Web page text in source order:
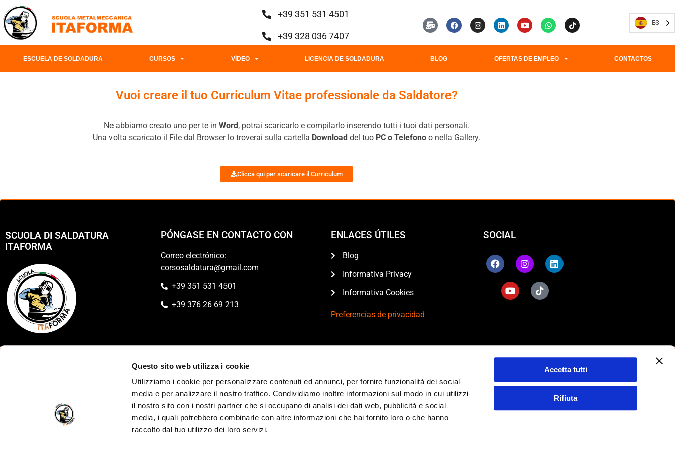
Questo sito web utilizza i cookie
Utilizziamo i cookie per personalizzare contenuti ed annunci, per fornire funzionalità dei social
media e per analizzare il nostro traffico. Condividiamo inoltre informazioni sul modo in cui utilizzi
il nostro sito con i nostri partner che si occupano di analisi dei dati web, pubblicità e social
media, i quali potrebbero combinarle con altre informazioni che hai fornito loro o che hanno
raccolto dal tuo utilizzo dei loro servizi.
Accetta tutti
Rifiuta
+39 351 531 4501
+39 328 036 7407
ES
ESCUELA DE SOLDADURA CURSOS VÍDEO LICENCIA DE SOLDADURA BLOG OFERTAS DE EMPLEO CONTACTOS
Vuoi creare il tuo Curriculum Vitae professionale da Saldatore?
Ne abbiamo creato uno per te in Word, potrai scaricarlo e compilarlo inserendo tutti i tuoi dati personali.
Una volta scaricato il File dal Browser lo troverai sulla cartella Downloaddel tuo PC o Telefonoo nella Gallery.
Clicca qui per scaricare il Curriculum
SCUOLA DI SALDATURA
ITAFORMA
PÓNGASE EN CONTACTO CON
Correo electrónico:
corsosaldatura@gmail.com
+39 351 531 4501
+39 376 26 69 213
ENLACES ÚTILES
Blog
Informativa Privacy
Informativa Cookies
Preferencias de privacidad
SOCIAL
ITAFORMA ® SRL UNIPERSONALE – © 2026 tutti i diritti riservati
Sede legale: Ripa di Porta Ticinese 19, 20143 Milano (MI). Sedi di formazione: in tutta Italia.
P.IVA 12466190969 | REA: MI-2663660 | Capitale sociale: €10.000,00 i.v.